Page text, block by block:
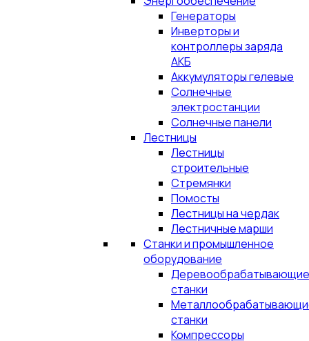
Генераторы
Инверторы и
контроллеры заряда
АКБ
Аккумуляторы гелевые
Солнечные
электростанции
Солнечные панели
Лестницы
Лестницы
строительные
Стремянки
Помосты
Лестницы на чердак
Лестничные марши
Станки и промышленное
оборудование
Деревообрабатывающие
станки
станки
Компрессоры